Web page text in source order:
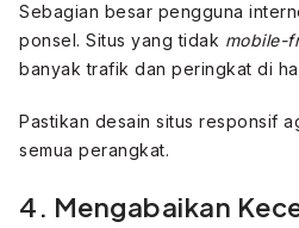
Sebagian besar pengguna
ponsel. Situs yang tidak mobile-
banyak trafik dan peringkat di
Pastikan desain situs responsif
semua perangkat.
4. Mengabaikan